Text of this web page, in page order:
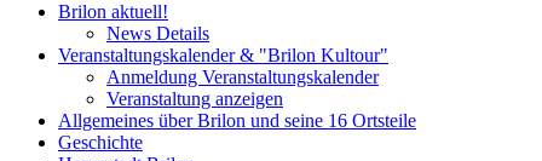
Brilon aktuell!
News Details
Veranstaltungskalender & "Brilon Kultour"
Anmeldung Veranstaltungskalender
Veranstaltung anzeigen
Allgemeines über Brilon und seine 16 Ortsteile
Geschichte